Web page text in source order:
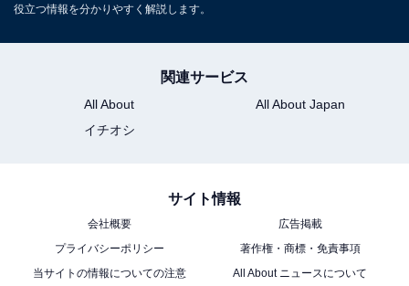
役立つ情報を分かりやすく解説します。
関連サービス
All About
All About Japan
イチオシ
サイト情報
会社概要
広告掲載
プライバシーポリシー
著作権・商標・免責事項
当サイトの情報についての注意
All About ニュースについて